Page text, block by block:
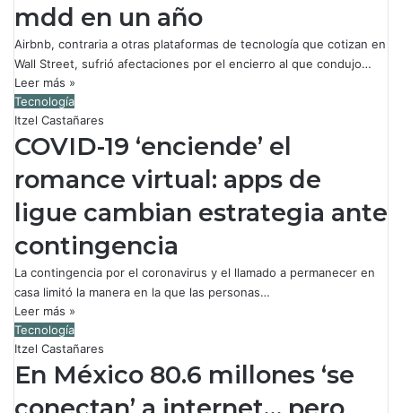
mdd en un año
Airbnb, contraria a otras plataformas de tecnología que cotizan en
Wall Street, sufrió afectaciones por el encierro al que condujo…
Leer más »
Tecnología
Itzel Castañares
COVID-19 ‘enciende’ el
romance virtual: apps de
ligue cambian estrategia ante
contingencia
La contingencia por el coronavirus y el llamado a permanecer en
casa limitó la manera en la que las personas…
Leer más »
Tecnología
Itzel Castañares
En México 80.6 millones ‘se